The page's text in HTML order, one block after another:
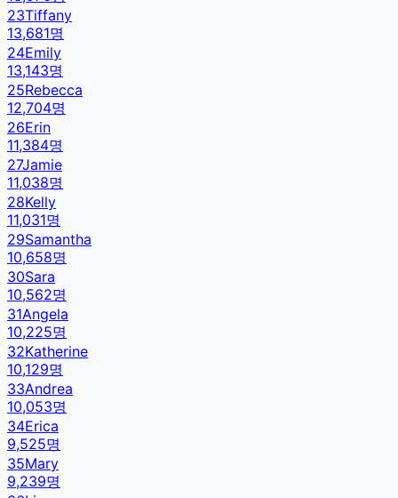
23Tiffany
13,681명
24Emily
13,143명
25Rebecca
12,704명
26Erin
11,384명
27Jamie
11,038명
28Kelly
11,031명
29Samantha
10,658명
30Sara
10,562명
31Angela
10,225명
32Katherine
10,129명
33Andrea
10,053명
34Erica
9,525명
35Mary
9,239명